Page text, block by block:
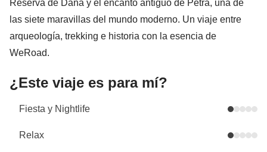
Reserva de Dana y el encanto antiguo de Petra, una de
las siete maravillas del mundo moderno. Un viaje entre
arqueología, trekking e historia con la esencia de
WeRoad.
¿Este viaje es para mí?
Fiesta y Nightlife
Relax